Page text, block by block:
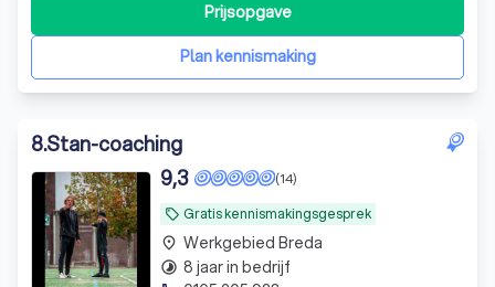
Plan kennismaking
Prijsopgave
8.Stan-coaching
local_offer Gratis kennismakingsgesprek
(14)
9,3
place Werkgebied Breda
timelapse 8 jaar in bedrijf